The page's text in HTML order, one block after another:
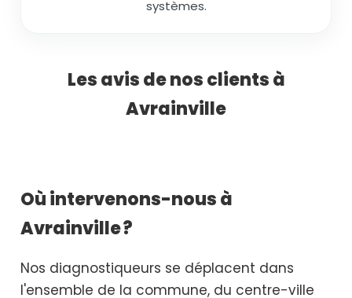
systèmes.
Les avis de nos clients à
Avrainville
Où intervenons-nous à
Avrainville ?
Nos diagnostiqueurs se déplacent dans
l'ensemble de la commune, du centre-ville